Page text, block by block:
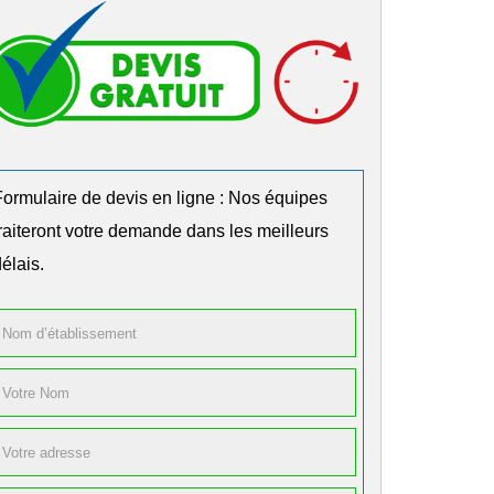
de devis en ligne : Nos équipes
votre demande dans les meilleurs